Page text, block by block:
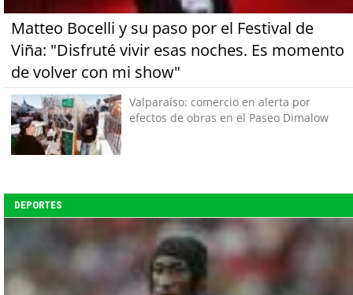
Matteo Bocelli y su paso por el Festival de
Viña: "Disfruté vivir esas noches. Es momento
de volver con mi show"
Valparaíso: comercio en alerta por
efectos de obras en el Paseo Dimalow
DEPORTES